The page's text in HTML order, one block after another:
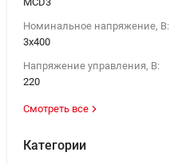
Номинальное напряжение, В:
3х400
Напряжение управления, В:
220
Смотреть все
Категории